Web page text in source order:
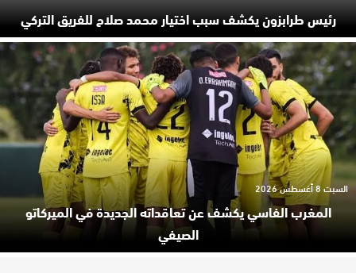
رئيس طرابزون يكشف سبب اختيار محمد صلاح للفريق التركي
المغرب الفاسي يكشف عن تعاقداته الجديدة في الميركاتو
الصيفي
السبت 8 أغسطس 2026